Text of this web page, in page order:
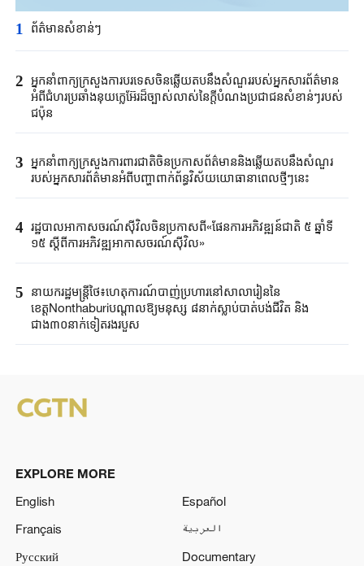
1 ព័ត៌មានសំខាន់ៗ​
2 អ្នកនាំពាក្យ​ក្រសួង​ការបរទេសចិន​ឆ្លើយតបនឹង​សំណួរ​របស់​អ្នកសារព័ត៌មាន​
អំពី​ជំហរ​ប្រ​ឆាំង​នុយក្លេអ៊ែរ​ដ៏ច្បាស់លាស់នៃ​ក្តី​បំណងប្រជាជន​សំខាន់ៗ​របស់
ជប៉ុន​
3 អ្នកនាំពាក្យក្រសួងការពារជាតិចិនប្រកាសព័ត៌មាននិងឆ្លើយតបនឹងសំណួរ
របស់អ្នកសារព័ត៌មានអំពីបញ្ហាពាក់ព័ន្ធវិស័យយោធានាពេលថ្មីៗនេះ
4 រដ្ឋបាលអាកាសចរណ៍ស៊ីវិលចិនប្រកាសពី«ផែនការអភិវឌ្ឍន៍ជាតិ ៥ ឆ្នាំទី
១៥ ស្តីពីការអភិវឌ្ឍអាកាសចរណ៍ស៊ីវិល»
5
នាយករដ្ឋមន្ត្រីថៃ៖ហេតុការណ៍បាញ់ប្រហារនៅសាលារៀននៃ
ខេត្តNonthaburiបណ្តាលឱ្យមនុស្ស ៨នាក់ស្លាប់បាត់បង់ជីវិត និង
ជាង៣០នាក់ទៀតរងរបួស
EXPLORE MORE
English
Español
Français
العربية
Русский
Documentary